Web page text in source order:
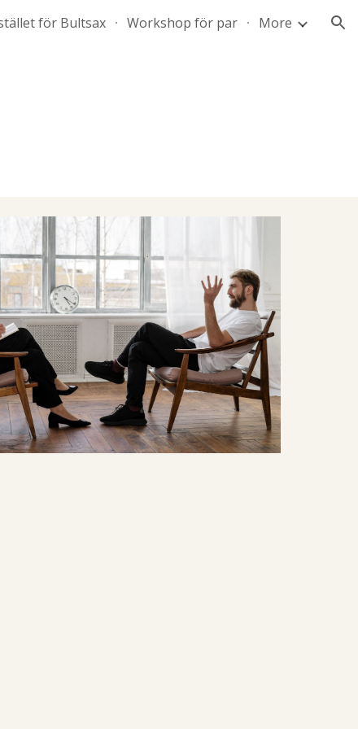
för Bultsax Workshop för par More